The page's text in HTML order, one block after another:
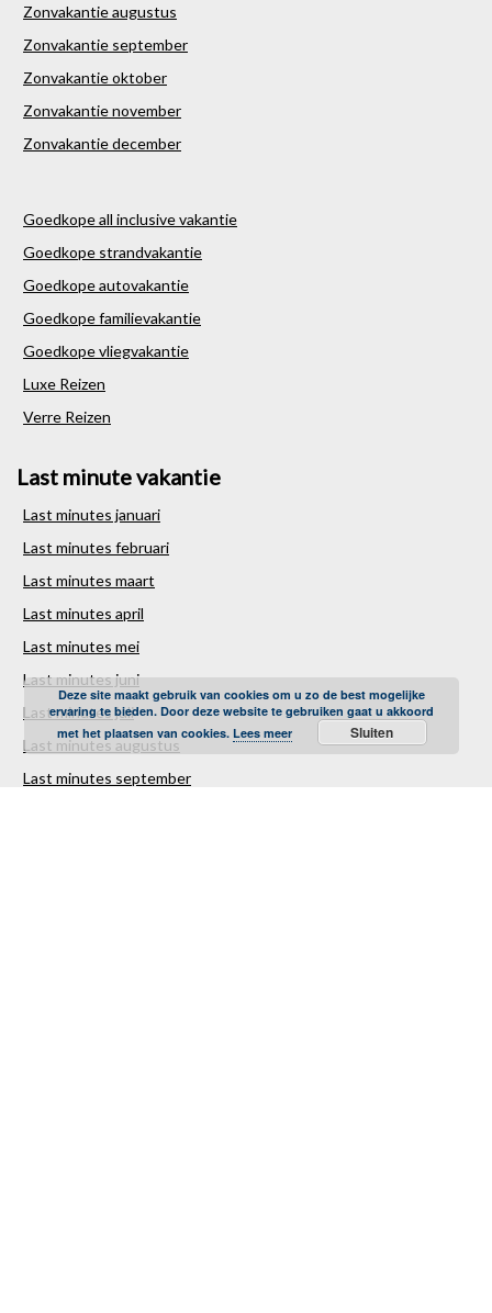
Zonvakantie augustus
Zonvakantie september
Zonvakantie oktober
Zonvakantie november
Zonvakantie december
Goedkope all inclusive vakantie
Goedkope strandvakantie
Goedkope autovakantie
Goedkope familievakantie
Goedkope vliegvakantie
Luxe Reizen
Verre Reizen
Last minute vakantie
Last minutes januari
Last minutes februari
Last minutes maart
Last minutes april
Last minutes mei
Last minutes juni
Last minutes juli
Last minutes augustus
Last minutes september
Deze site maakt gebruik van cookies om u zo de best mogelijke
ervaring te bieden. Door deze website te gebruiken gaat u akkoord
met het plaatsen van cookies. Lees meer Sluiten